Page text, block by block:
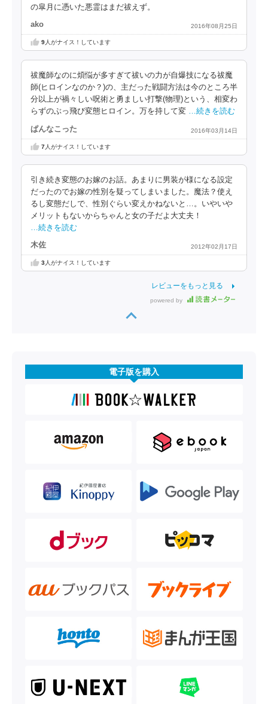
の皐月に憑いた悪霊はまだ祓えず。
ako 2016年08月25日
9人がナイス！しています
祓魔師なのに煩悩が多すぎて祓いの力が自爆技になる祓魔
師(ヒロインなのか？)の、主だった戦闘方法は今のところ半
分以上が禍々しい呪術と勇ましい打撃(物理)という、相変わ
らずのぶっ飛び変態ヒロイン。万を持して変 …続きを読む
ぱんなこった 2016年03月14日
7人がナイス！しています
引き続き変態のお嫁のお話。あまりに男装が様になる設定
だったのでお嫁の性別を疑ってしまいました。魔法？使え
るし変態だしで、性別ぐらい変えかねないと…。いやいや
メリットもないからちゃんと女の子だよ大丈夫！
…続きを読む
木佐 2012年02月17日
3人がナイス！しています
レビューをもっと見る
powered by
電子版を購入